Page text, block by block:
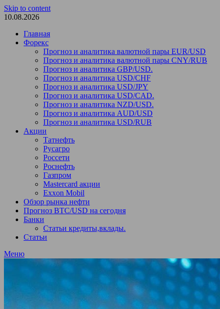
Skip to content
10.08.2026
Главная
Форекс
Прогноз и аналитика валютной пары EUR/USD
Прогноз и аналитика валютной пары CNY/RUB
Прогноз и аналитика GBP/USD.
Прогноз и аналитика USD/CHF
Прогноз и аналитика USD/JPY
Прогноз и аналитика USD/CAD.
Прогноз и аналитика NZD/USD.
Прогноз и аналитика AUD/USD
Прогноз и аналитика USD/RUB
Акции
Татнефть
Русагро
Россети
Роснефть
Газпром
Mastercard акции
Exxon Mobil
Обзор рынка нефти
Прогноз BTC/USD на сегодня
Банки
Статьи кредиты,вклады.
Статьи
Меню